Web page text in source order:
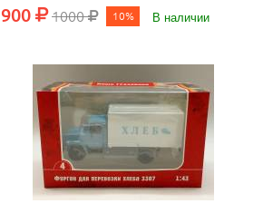
900 1000 10% В наличии